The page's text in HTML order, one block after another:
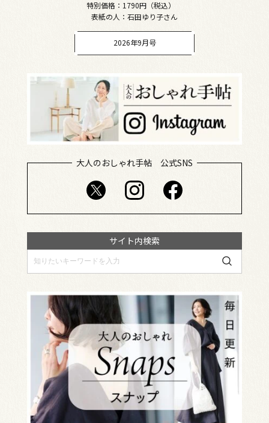
特別価格：1790円（税込）
表紙の人：石田ゆり子さん
2026年9月号
大人のおしゃれ手帖 公式SNS
サイト内検索